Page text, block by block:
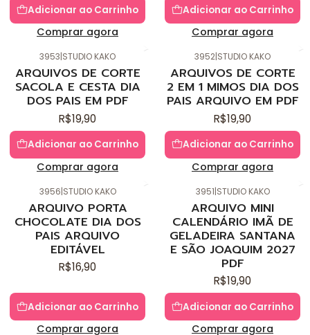
Adicionar ao Carrinho
Comprar agora
Adicionar ao Carrinho
Comprar agora
3953|STUDIO KAKO
ARQUIVOS DE CORTE
SACOLA E CESTA DIA
DOS PAIS EM PDF
R$19,90
Adicionar ao Carrinho
Comprar agora
3952|STUDIO KAKO
ARQUIVOS DE CORTE
2 EM 1 MIMOS DIA DOS
PAIS ARQUIVO EM PDF
R$19,90
Adicionar ao Carrinho
Comprar agora
3956|STUDIO KAKO
ARQUIVO PORTA
CHOCOLATE DIA DOS
PAIS ARQUIVO
EDITÁVEL
R$16,90
Adicionar ao Carrinho
Comprar agora
3951|STUDIO KAKO
ARQUIVO MINI
CALENDÁRIO IMÃ DE
GELADEIRA SANTANA
E SÃO JOAQUIM 2027
PDF
R$19,90
Adicionar ao Carrinho
Comprar agora